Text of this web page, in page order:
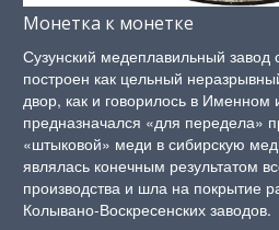
Монетка к монетке
Сузунский медеплавильный
построен как цельный
двор, как и говорилось в Именном
предназначался «для передела»
«штыковой» меди в сибирскую
являлась конечным результатом
производства и шла на покрытие
Колывано-Воскресенских заводов.